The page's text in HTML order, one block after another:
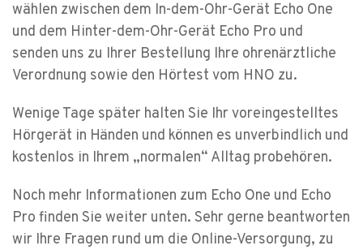
wählen zwischen dem In-dem-Ohr-Gerät Echo One
und dem Hinter-dem-Ohr-Gerät Echo Pro und
senden uns zu Ihrer Bestellung Ihre ohrenärztliche
Verordnung sowie den Hörtest vom HNO zu.
Wenige Tage später halten Sie Ihr voreingestelltes
Hörgerät in Händen und können es unverbindlich und
kostenlos in Ihrem „normalen“ Alltag probehören.
Noch mehr Informationen zum Echo One und Echo
Pro finden Sie weiter unten. Sehr gerne beantworten
wir Ihre Fragen rund um die Online-Versorgung, zu